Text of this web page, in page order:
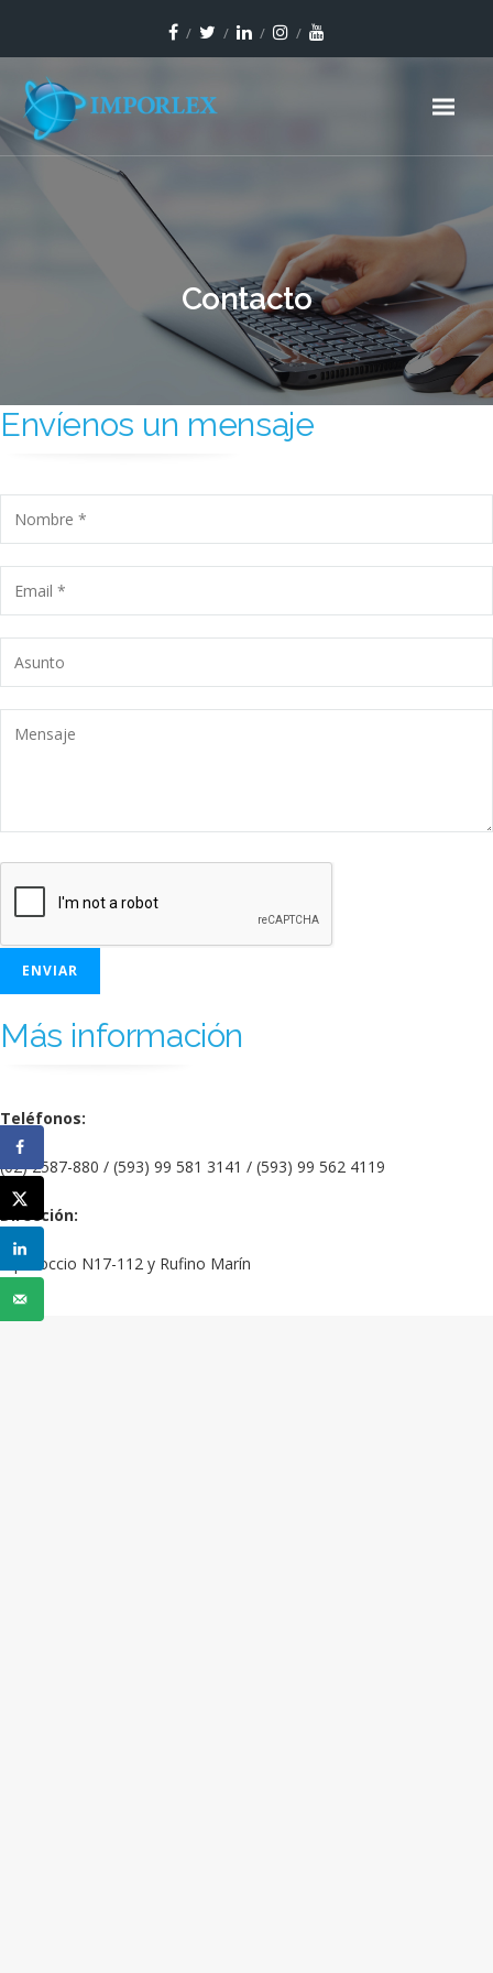
Contacto
Envíenos un mensaje
Más información
Teléfonos:
(02) 2587-880 / (593) 99 581 3141 / (593) 99 562 4119
Dirección:
Equinoccio N17-112 y Rufino Marín